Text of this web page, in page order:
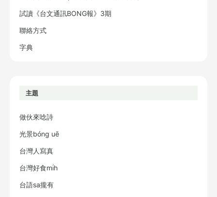
試讀《台文通訊BONG報》3期
聯絡方式
字典
主題
做伙來唸詩
光景bóng uē
台灣人寫真
台灣好食mi̍h
台語sa攏有